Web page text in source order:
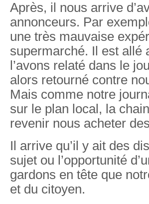
Après, il nous arrive
annonceurs. Par
une très mauvaise
supermarché. Il est allé
l’avons relaté dans le
alors retourné contre
Mais comme notre
sur le plan local, la
revenir nous acheter
Il arrive qu’il y ait des
sujet ou l’opportunité
gardons en tête que
et du citoyen.